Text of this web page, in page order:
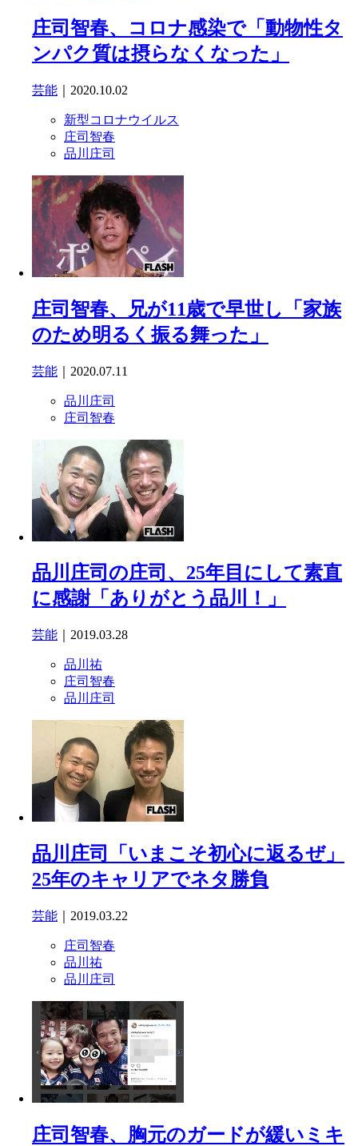
庄司智春、コロナ感染で「動物性タ
ンパク質は摂らなくなった」
芸能 ｜2020.10.02
新型コロナウイルス
庄司智春
品川庄司
庄司智春、兄が11歳で早世し「家族
のため明るく振る舞った」
芸能 ｜2020.07.11
品川庄司
庄司智春
品川庄司の庄司、25年目にして素直
に感謝「ありがとう品川！」
芸能 ｜2019.03.28
品川祐
庄司智春
品川庄司
品川庄司「いまこそ初心に返るぜ」
25年のキャリアでネタ勝負
芸能 ｜2019.03.22
庄司智春
品川祐
品川庄司
庄司智春、胸元のガードが緩いミキ